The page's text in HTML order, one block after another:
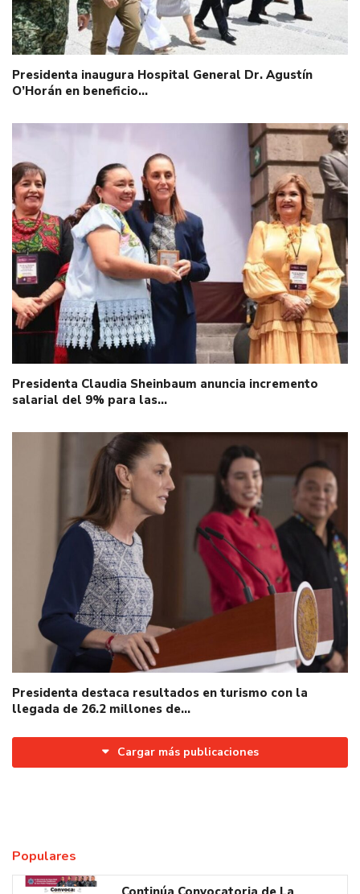
Presidenta inaugura Hospital General Dr. Agustín
O’Horán en beneficio…
Presidenta Claudia Sheinbaum anuncia incremento
salarial del 9% para las…
Presidenta destaca resultados en turismo con la
llegada de 26.2 millones de…
Cargar más publicaciones
Populares